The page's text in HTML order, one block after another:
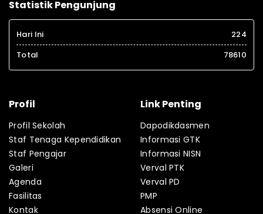
Statistik Pengunjung
Hari Ini
224
Total
78610
Profil
Profil Sekolah
Staf Tenaga Kependidikan
Staf Pengajar
Galeri
Agenda
Fasilitas
Kontak
Link Penting
Dapodikdasmen
Informasi GTK
Informasi NISN
Verval PTK
Verval PD
PMP
Absensi Online